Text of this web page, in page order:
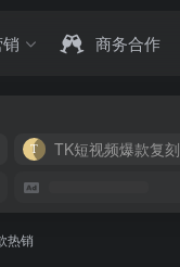
商务合作
TK短视频爆款复刻
热销